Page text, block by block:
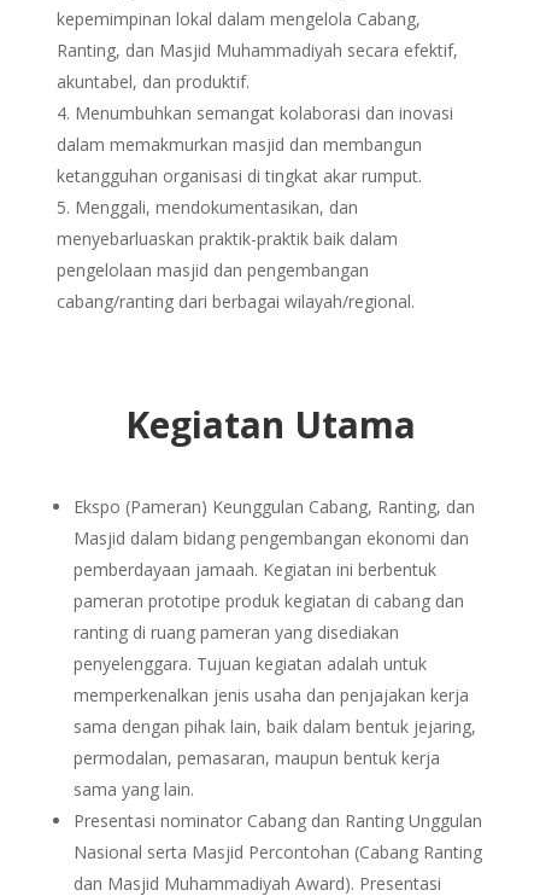
kepemimpinan lokal dalam mengelola Cabang,
Ranting, dan Masjid Muhammadiyah secara efektif,
akuntabel, dan produktif.
Menumbuhkan semangat kolaborasi dan inovasi
dalam memakmurkan masjid dan membangun
ketangguhan organisasi di tingkat akar rumput.
Menggali, mendokumentasikan, dan
menyebarluaskan praktik-praktik baik dalam
pengelolaan masjid dan pengembangan
cabang/ranting dari berbagai wilayah/regional.
Kegiatan Utama
Ekspo (Pameran) Keunggulan Cabang, Ranting, dan
Masjid dalam bidang pengembangan ekonomi dan
pemberdayaan jamaah. Kegiatan ini berbentuk
pameran prototipe produk kegiatan di cabang dan
ranting di ruang pameran yang disediakan
penyelenggara. Tujuan kegiatan adalah untuk
memperkenalkan jenis usaha dan penjajakan kerja
sama dengan pihak lain, baik dalam bentuk jejaring,
permodalan, pemasaran, maupun bentuk kerja
sama yang lain.
Presentasi nominator Cabang dan Ranting Unggulan
Nasional serta Masjid Percontohan (Cabang Ranting
dan Masjid Muhammadiyah Award). Presentasi